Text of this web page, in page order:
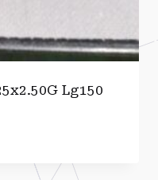
Lg150